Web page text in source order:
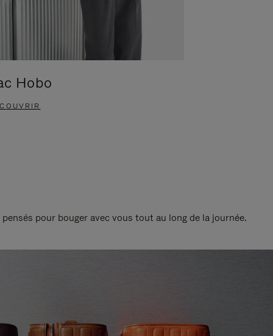
Hobo
pour bouger avec vous tout au long de la journée.